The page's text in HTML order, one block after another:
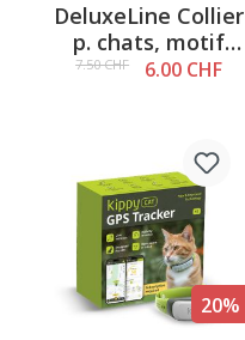
DeluxeLine Collier
p. chats, motif
croco
7.50 CHF 6.00 CHF
20%